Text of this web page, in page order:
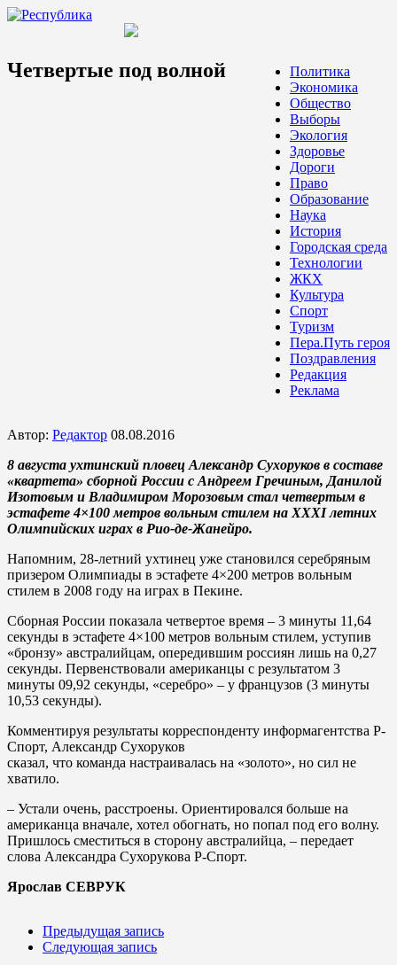
Политика
Экономика
Общество
Выборы
Экология
Здоровье
Дороги
Право
Образование
Наука
История
Городская среда
Технологии
ЖКХ
Культура
Спорт
Туризм
Пера.Путь героя
Поздравления
Редакция
Реклама
Четвертые под волной
Автор: Редактор 08.08.2016
8 августа ухтинский пловец Александр Сухоруков в составе
«квартета» сборной России с Андреем Гречиным, Данилой
Изотовым и Владимиром Морозовым стал четвертым в
эстафете 4×100 метров вольным стилем на XXXI летних
Олимпийских играх в Рио-де-Жанейро.
Напомним, 28-летний ухтинец уже становился серебряным
призером Олимпиады в эстафете 4×200 метров вольным
стилем в 2008 году на играх в Пекине.
Сборная России показала четвертое время – 3 минуты 11,64
секунды в эстафете 4×100 метров вольным стилем, уступив
«бронзу» австралийцам, опередившим россиян лишь на 0,27
секунды. Первенствовали американцы с результатом 3
минуты 09,92 секунды, «серебро» – у французов (3 минуты
10,53 секунды).
Комментируя результаты корреспонденту информагентства Р-
Спорт, Александр Сухоруков
сказал, что команда настраивалась на «золото», но сил не
хватило.
– Устали очень, расстроены. Ориентировался больше на
американца вначале, хотел обогнать, но попал под его волну.
Пришлось сместиться в сторону австралийца, – передает
слова Александра Сухорукова Р-Спорт.
Ярослав СЕВРУК
Предыдущая запись
Следующая запись